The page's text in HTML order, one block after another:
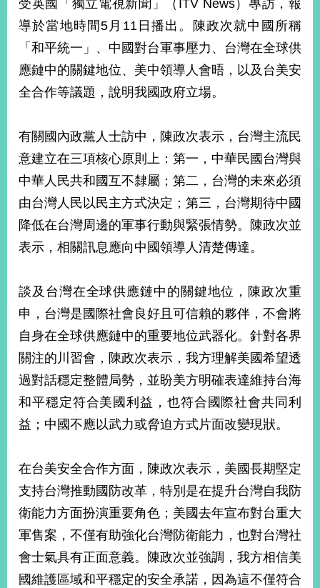
不
落
台
海
護
照
回
頁
網
站
覽
關
本
部
新
中
心
外
交
國
與
地
區
國
受英國「獨立電視新聞」（ITV News）專訪，報
導於當地時間5月11日播出。陳政次就中國所稱
「和平統一」、中國對台軍事壓力、台灣在全球供
應鏈中的關鍵地位、美中領導人會晤，以及台美安
全合作等議題，說明我國政府立場。
有關國內政黨人士訪中，陳政次表示，台灣主流民
意建立在三項核心原則上：第一，中華民國台灣與
中華人民共和國互不隸屬；第二，台灣的未來必須
由台灣人民以民主方式決定；第三，台灣期待中國
降低在台灣周邊的軍事行動與緊張情勢。陳政次並
表示，相關訊息應向中國領導人清楚傳達。
談及台灣在全球供應鏈中的關鍵地位，陳政次重
申，台灣是國際社會良好且可信賴的夥伴，不會將
自身在全球供應鏈中的重要地位武器化。針對各界
關注的川習會，陳政次表示，我方理解美國希望透
過對話穩定整體局勢，並盼美方明確表達維持台海
和平穩定符合美國利益，也符合國際社會共同利
益；中國不應以武力或脅迫方式片面改變現狀。
在台美安全合作方面，陳政次表示，美國長期堅定
支持台灣推動國防改革，特別是在提升台灣自我防
衛能力方面扮演重要角色；美國去年宣布對台重大
軍售案，不僅有助強化台灣防衛能力，也對台灣社
會士氣具有正面意義。陳政次並強調，我方相信美
國維護區域和平穩定的安全承諾，因為這不僅符合